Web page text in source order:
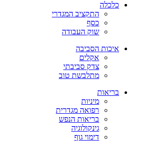
כלכלה
התקציב המגדרי
כסף
שוק העבודה
איכות הסביבה
אקלים
צדק סביבתי
מתלבשת טוב
בריאות
מיניות
רפואה מגדרית
בריאות הנפש
גינקולוגיה
דימוי גוף